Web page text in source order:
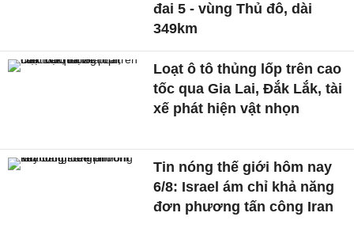
đai 5 - vùng Thủ đô, dài
349km
Loạt ô tô thủng lốp trên cao
tốc qua Gia Lai, Đắk Lắk, tài
xế phát hiện vật nhọn
Tin nóng thế giới hôm nay
6/8: Israel ám chỉ khả năng
đơn phương tấn công Iran